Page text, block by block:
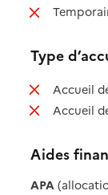
:
Type
Accueil
Accueil
Aides
APA